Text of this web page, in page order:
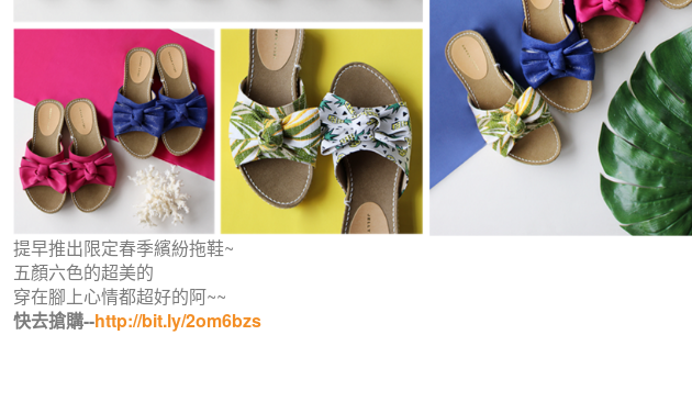
提早推出限定春季繽紛拖鞋~
五顏六色的超美的
穿在腳上心情都超好的阿~~
快去搶購--http://bit.ly/2om6bzs